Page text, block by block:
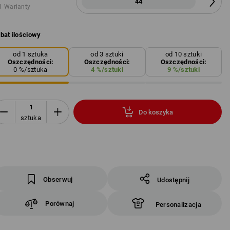
Warianty
ilościowy
od 1 sztuka
Oszczędności:
0 %/sztuka
od 3 sztuki
Oszczędności:
4 %/sztuki
od 10 sztuki
Oszczędności:
9 %/sztuki
sztuka
Do koszyka
Obserwuj Udostępnij
Porównaj Personalizacja